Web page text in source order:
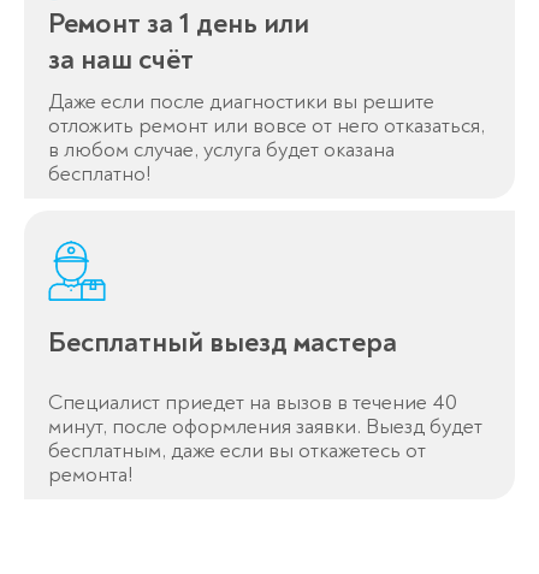
Ремонт за 1 день или
за наш счёт
Даже если после диагностики вы решите
отложить ремонт или вовсе от него отказаться,
в любом случае, услуга будет оказана
бесплатно!
Бесплатный выезд мастера
Специалист приедет на вызов в течение 40
минут, после оформления заявки. Выезд будет
бесплатным, даже если вы откажетесь от
ремонта!